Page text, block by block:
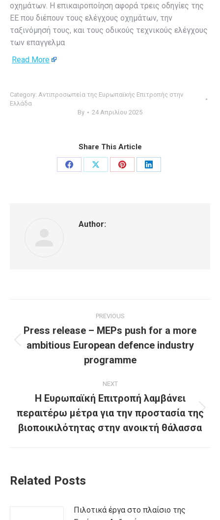
οχημάτων. Η επικαιροποίηση αφορά τρεις οδηγίες της
ΕΕ που διέπουν τους ελέγχους οχημάτων, την
ταξινόμησή τους, και τους οδικούς τεχνικούς ελέγχους
των επαγγελμα
Read More
Category: Αντιπροσωπεία της Ευρωπαϊκής Επιτροπής στην
Ελλάδα
By
24 Απριλίου 2025
Share This Article
Share
Share
Share
Share
Author:
navigation
PREVIOUS
Previous
post:
Press release – MEPs push for a more
ambitious European defence industry
programme
NEXT
Next
post:
Η Ευρωπαϊκή Επιτροπή λαμβάνει
περαιτέρω μέτρα για την προστασία της
βιοποικιλότητας στην ανοικτή θάλασσα
Related Posts
Πιλοτικά έργα στο πλαίσιο της